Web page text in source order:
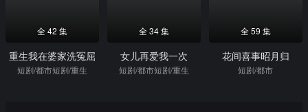
全 42 集
重生我在婆家洗冤屈
短剧/都市短剧/重生
全 34 集
女儿再爱我一次
短剧/都市短剧/重生
全 59 集
花间喜事昭月归
短剧/都市